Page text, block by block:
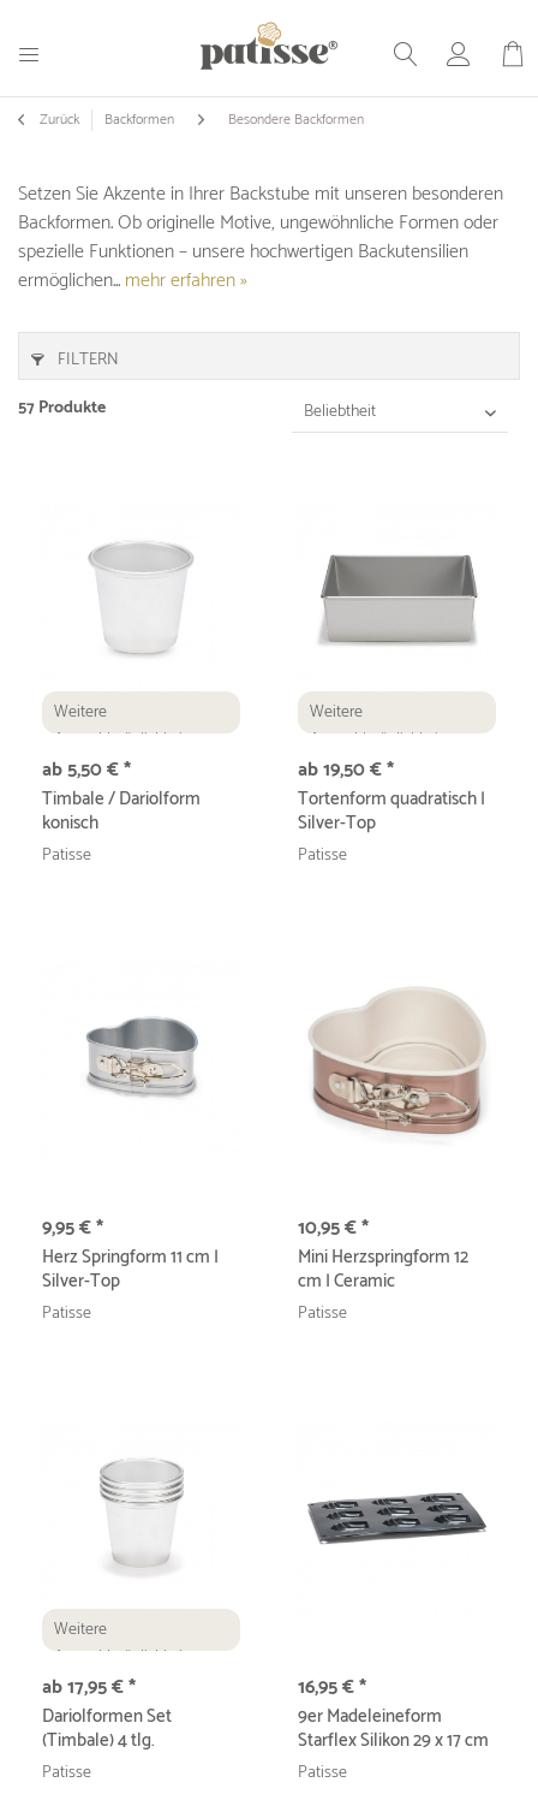
Zurück Backformen Besondere Backformen
Setzen Sie Akzente in Ihrer Backstube mit unseren besonderen
Backformen. Ob originelle Motive, ungewöhnliche Formen oder
spezielle Funktionen – unsere hochwertigen Backutensilien
ermöglichen...mehr erfahren »
FILTERN
57 Produkte
Weitere
Auswahlmöglichkeiten
ab 5,50 € *
Timbale / Dariolform
konisch
Patisse
Weitere
Auswahlmöglichkeiten
ab 19,50 € *
Tortenform quadratisch |
Silver-Top
Patisse
9,95 € *
Herz Springform 11 cm |
Silver-Top
Patisse
10,95 € *
Mini Herzspringform 12
cm | Ceramic
Patisse
Weitere
Auswahlmöglichkeiten
ab 17,95 € *
Dariolformen Set
(Timbale) 4 tlg.
Patisse
16,95 € *
9er Madeleineform
Starflex Silikon 29 x 17 cm
Patisse